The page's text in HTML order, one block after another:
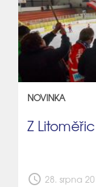
NOVINKA
Z
schedule 28. srpna